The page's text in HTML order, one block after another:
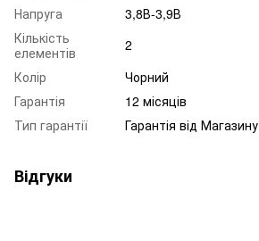
Напруга
3,8В-3,9В
Кількість
елементів
2
Колір
Чорний
Гарантія
12 місяців
Тип гарантії
Гарантія від Магазину
Відгуки